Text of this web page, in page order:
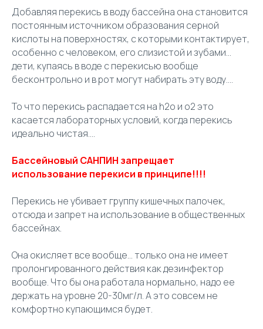
Добавляя перекись в воду бассейна она становится
постоянным источником образования серной
кислоты на поверхностях, с которыми контактирует,
особенно с человеком, его слизистой и зубами...
дети, купаясь в воде с перекисью вообще
бесконтрольно и в рот могут набирать эту воду....
То что перекись распадается на h2o и о2 это
касается лабораторных условий, когда перекись
идеально чистая....
Бассейновый САНПИН запрещает
использование перекиси в принципе!!!!
Перекись не убивает группу кишечных палочек,
отсюда и запрет на использование в общественных
бассейнах.
Она окисляет все вообще... только она не имеет
пролонгированного действия как дезинфектор
вообще. Что бы она работала нормально, надо ее
держать на уровне 20-30мг/л. А это совсем не
комфортно купающимся будет.